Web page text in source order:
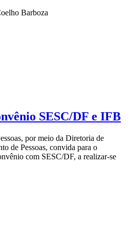
Barboza
SESC/DF e IFB
por meio da Diretoria de
de Pessoas, convida para o
com SESC/DF, a realizar-se